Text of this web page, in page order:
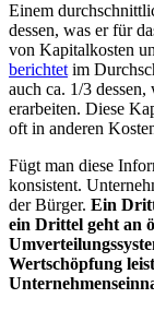
Einem
dessen, was er für
von Kapitalkosten
berichtetim
auch ca. 1/3
erarbeiten. Diese
oft in anderen
Fügt man diese
konsistent.
der Bürger. Ein
ein Drittel geht an
Wertschöpfung